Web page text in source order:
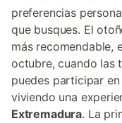
preferencias
que busques. El
más recomendable,
octubre, cuando las
puedes participar
viviendo una
Extremadura. La